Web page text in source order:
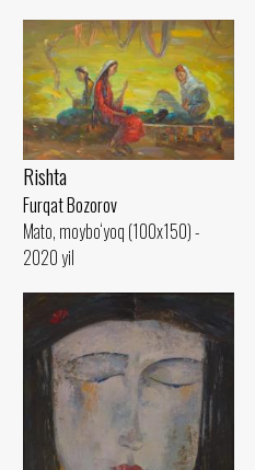
Rishta
Furqat Bozorov
Mato, moybo‘yoq (100x150) -
2020 yil